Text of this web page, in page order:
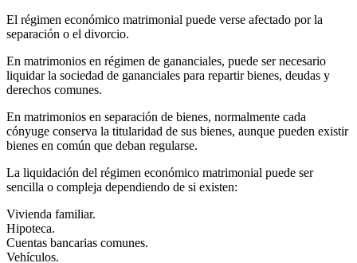
El régimen económico matrimonial puede verse afectado por la
separación o el divorcio.
En matrimonios en régimen de gananciales, puede ser necesario
liquidar la sociedad de gananciales para repartir bienes, deudas y
derechos comunes.
En matrimonios en separación de bienes, normalmente cada
cónyuge conserva la titularidad de sus bienes, aunque pueden existir
bienes en común que deban regularse.
La liquidación del régimen económico matrimonial puede ser
sencilla o compleja dependiendo de si existen:
Vivienda familiar.
Hipoteca.
Cuentas bancarias comunes.
Vehículos.